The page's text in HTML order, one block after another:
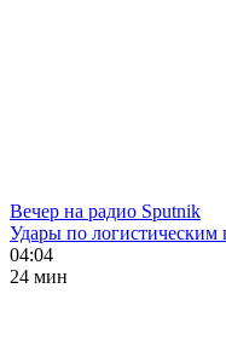
Вечер на радио Sputnik
Удары по
04:04
24 мин